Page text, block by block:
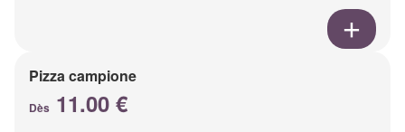
Pizza campione
Dès 11.00 €